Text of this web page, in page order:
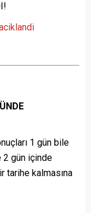
1 gün bile
2 gün içinde
tarihe kalmasına